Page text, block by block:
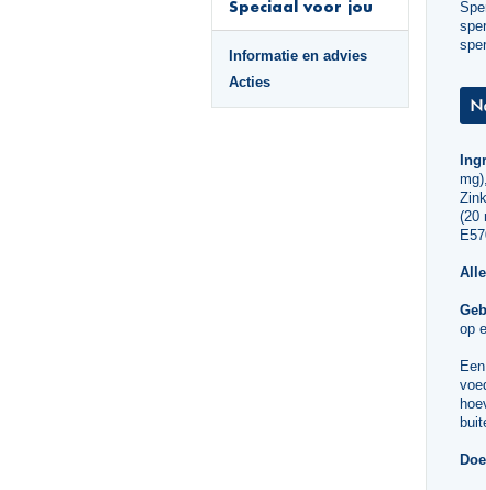
Speciaal voor jou
Informatie en advies
Acties
(20
op